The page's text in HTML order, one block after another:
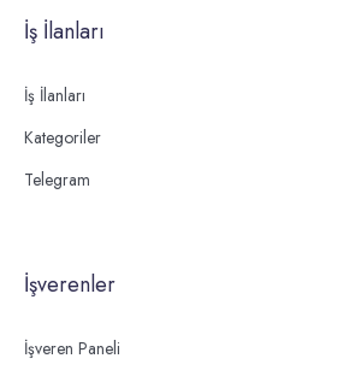
İş İlanları
İş İlanları
Kategoriler
Telegram
İşverenler
İşveren Paneli